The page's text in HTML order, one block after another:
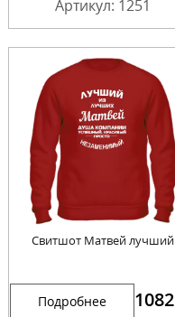
Артикул: 1251
Свитшот Матвей лучший
Подробнее 1082